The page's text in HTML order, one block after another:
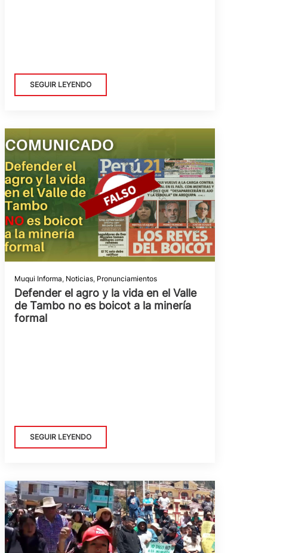
SEGUIR LEYENDO
Muqui Informa, Noticias, Pronunciamientos
Defender el agro y la vida en el Valle
de Tambo no es boicot a la minería
formal
SEGUIR LEYENDO